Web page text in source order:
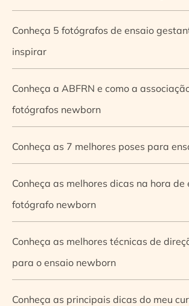
Conheça 5 fotógrafos de ensaio
inspirar
Conheça a ABFRN e como a
fotógrafos newborn
Conheça as 7 melhores poses para
Conheça as melhores dicas na hora de
fotógrafo newborn
Conheça as melhores técnicas de
para o ensaio newborn
Conheça as principais dicas do meu